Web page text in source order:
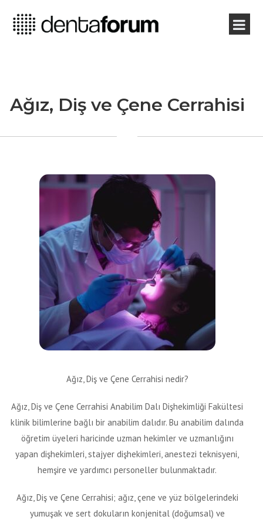
Ağız, Diş ve Çene Cerrahisi
Ağız, Diş ve Çene Cerrahisi nedir?
Ağız, Diş ve Çene Cerrahisi Anabilim Dalı Dişhekimliği Fakültesi
klinik bilimlerine bağlı bir anabilim dalıdır. Bu anabilim dalında
öğretim üyeleri haricinde uzman hekimler ve uzmanlığını
yapan dişhekimleri, stajyer dişhekimleri, anestezi teknisyeni,
hemşire ve yardımcı personeller bulunmaktadır.
Ağız, Diş ve Çene Cerrahisi; ağız, çene ve yüz bölgelerindeki
yumuşak ve sert dokuların konjenital (doğumsal) ve